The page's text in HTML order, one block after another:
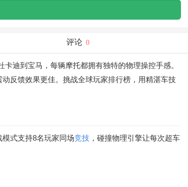
评论 0
迪到宝马，每辆摩托都拥有独特的物理操控手感。
反馈效果更佳。挑战全球玩家排行榜，用精湛车技
式支持8名玩家同场竞技 ，碰撞物理引擎让每次超车